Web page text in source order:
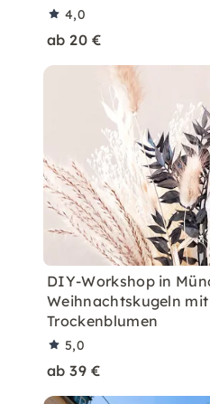
4,0
ab 20 €
DIY-Workshop in
Weihnachtskugeln mit
Trockenblumen
5,0
ab 39 €